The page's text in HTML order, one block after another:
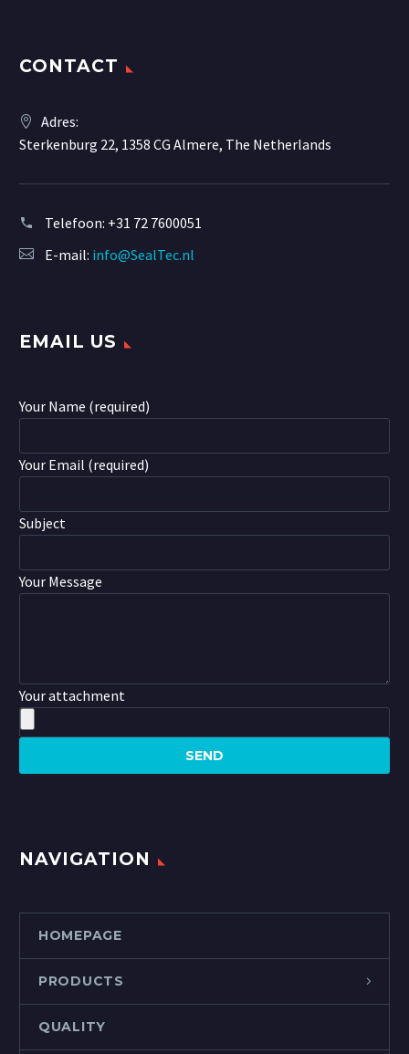
CONTACT
Adres:
Sterkenburg 22, 1358 CG Almere, The Netherlands
Telefoon: +31 72 7600051
E-mail: info@SealTec.nl
EMAIL US
Your Name (required)
Your Email (required)
Subject
Your Message
Your attachment
NAVIGATION
HOMEPAGE
PRODUCTS
QUALITY